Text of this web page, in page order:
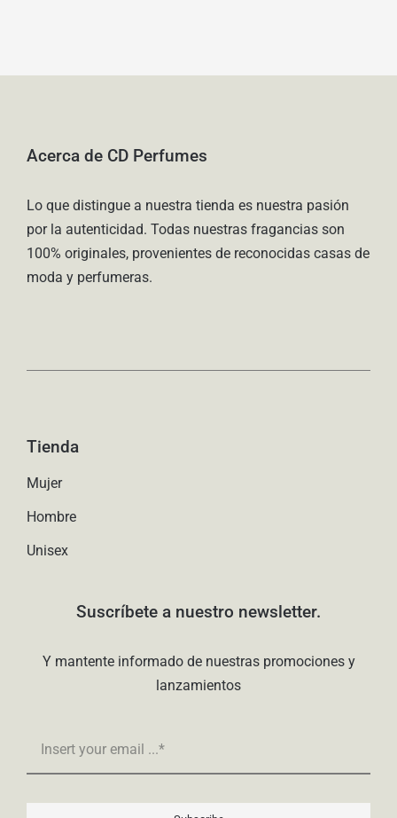
Acerca de CD Perfumes
Lo que distingue a nuestra tienda es nuestra pasión
por la autenticidad. Todas nuestras fragancias son
100% originales, provenientes de reconocidas casas de
moda y perfumeras.
Tienda
Mujer
Hombre
Unisex
Suscríbete a nuestro newsletter.
Y mantente informado de nuestras promociones y
lanzamientos